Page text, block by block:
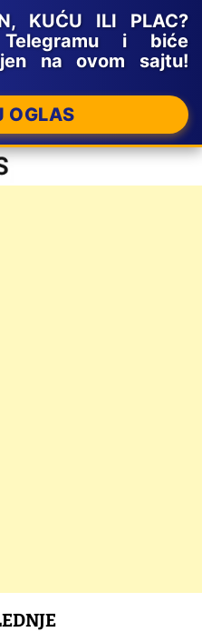
KUĆU ILI PLAC?
i biće
na ovom sajtu!
OGLAS